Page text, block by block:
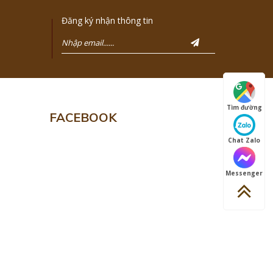
Đăng ký nhận thông tin
FACEBOOK
Tìm đường
Chat Zalo
Messenger